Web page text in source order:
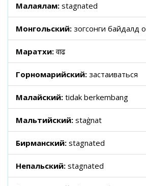
Малаялам: stagnated
Монгольский: зогсонги байдалд
Маратхи:वाढ
Горномарийский: застаиваться
Малайский: tidak berkembang
Мальтийский: staġnat
Бирманский: stagnated
Непальский: stagnated